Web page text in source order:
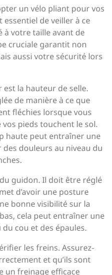
un vélo pliant pour vos
de veiller à ce
à votre taille avant de
cruciale garantit non
aussi votre sécurité lors
la hauteur de selle.
de manière à ce que
fléchies lorsque vous
vos pieds touchent le sol.
haute peut entraîner une
douleurs au niveau du
guidon. Il doit être réglé
d’avoir une posture
bonne visibilité sur la
cela peut entraîner une
cou et des épaules.
les freins. Assurez-
et qu’ils sont
un freinage efficace